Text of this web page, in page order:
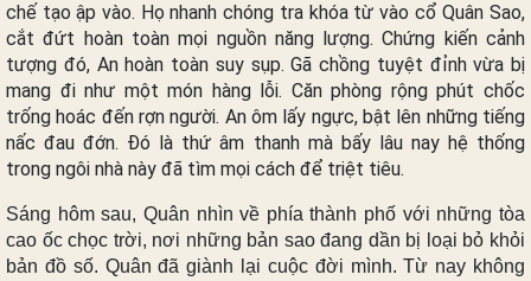
chế tạo ập vào. Họ nhanh chóng tra khóa từ vào cổ Quân Sao,
cắt đứt hoàn toàn mọi nguồn năng lượng. Chứng kiến cảnh
tượng đó, An hoàn toàn suy sụp. Gã chồng tuyệt đỉnh vừa bị
mang đi như một món hàng lỗi. Căn phòng rộng phút chốc
trống hoác đến rợn người. An ôm lấy ngực, bật lên những tiếng
nấc đau đớn. Đó là thứ âm thanh mà bấy lâu nay hệ thống
trong ngôi nhà này đã tìm mọi cách để triệt tiêu.
Sáng hôm sau, Quân nhìn về phía thành phố với những tòa
cao ốc chọc trời, nơi những bản sao đang dần bị loại bỏ khỏi
bản đồ số. Quân đã giành lại cuộc đời mình. Từ nay không